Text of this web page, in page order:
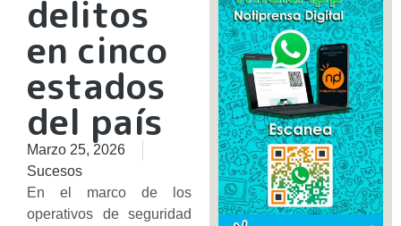
delitos
en cinco
estados
del país
Marzo 25, 2026
Sucesos
En el marco de los
operativos de seguridad